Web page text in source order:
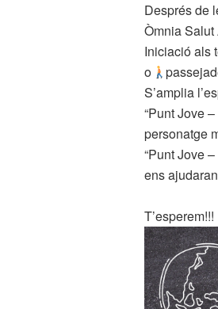
Després de
Òmnia Salut
Iniciació als
o
S’amplia
“Punt Jove
personatge
“Punt Jove
ens
T’esperem!!!